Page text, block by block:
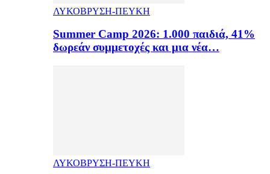
ΛΥΚΟΒΡΥΣΗ-ΠΕΥΚΗ
Summer Camp 2026: 1.000 παιδιά, 41%
δωρεάν συμμετοχές και μια νέα…
ΛΥΚΟΒΡΥΣΗ-ΠΕΥΚΗ